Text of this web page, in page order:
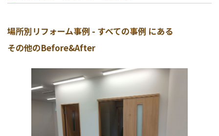
場所別リフォーム事例 - すべての事例 にある
その他のBefore&After